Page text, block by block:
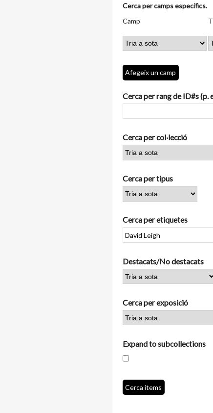
Nombre
files
a
"Cerca
camps
específics.":
Cerca per camps específics.
de
cerca
de
cerca
de
cerca
Joiner
Camp
Afegeix un camp
Cerca per rang de ID#s (p.
Cerca per col·lecció
Cerca per tipus
Cerca per etiquetes
Destacats/No destacats
Cerca per exposició
Expand to subcollections